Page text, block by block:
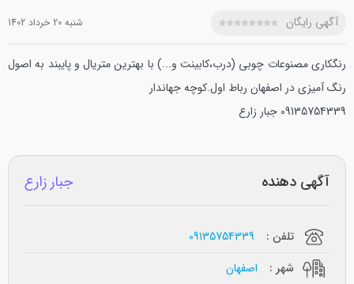
آگهی رایگان شنبه 20 خرداد 1402
رنگکاری مصنوعات چوبی (درب،کابینت و...) با بهترین متریال و پایبند به اصول
رنگ آمیزی در اصفهان رباط اول.کوچه جهاندار
09135754339 جبار زارع
آگهی دهنده جبار زارع
تلفن :
09135754339
شهر :
اصفهان